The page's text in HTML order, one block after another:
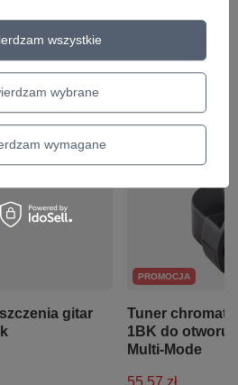
zł -3%
gitar
PROMOCJA
Tuner
1BK do otworu
Multi-Mode
55,57 zł
wybrane
wymagane
wszystkie